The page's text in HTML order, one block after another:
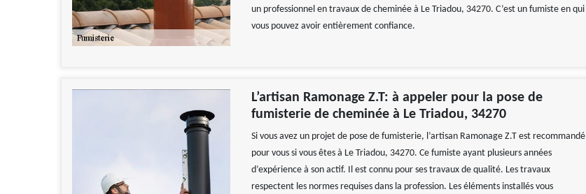
un professionnel en travaux de cheminée à Le Triadou, 34270. C’est un fumiste en qui
vous pouvez avoir entièrement confiance.
L’artisan Ramonage Z.T: à appeler pour la pose de
fumisterie de cheminée à Le Triadou, 34270
Si vous avez un projet de pose de fumisterie, l’artisan Ramonage Z.T est recommandé
pour vous si vous êtes à Le Triadou, 34270. Ce fumiste ayant plusieurs années
d’expérience à son actif. Il est connu pour ses travaux de qualité. Les travaux
respectent les normes requises dans la profession. Les éléments installés vous